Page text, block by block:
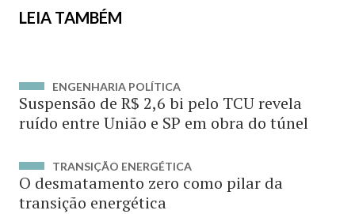
LEIA TAMBÉM
ENGENHARIA POLÍTICA
Suspensão de R$ 2,6 bi pelo TCU revela
ruído entre União e SP em obra do túnel
TRANSIÇÃO ENERGÉTICA
O desmatamento zero como pilar da
transição energética